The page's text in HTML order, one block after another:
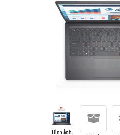
Hình ảnh